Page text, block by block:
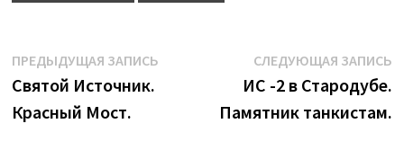
Навигация
по
записям
ПРЕДЫДУЩАЯ ЗАПИСЬПредыдущая
Святой Источник.
Красный Мост.
СЛЕДУЮЩАЯ ЗАПИСЬ
ИС -2 в Стародубе.
Памятник танкистам.